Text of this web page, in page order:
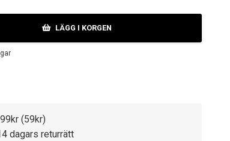
LÄGG I KORGEN
(59kr)
dagars returrätt